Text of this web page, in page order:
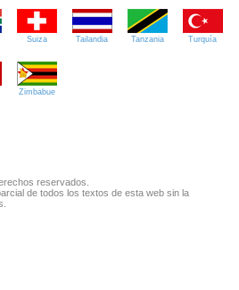
Suiza Tailandia Tanzania Turquía
Zimbabue
reservados.
de todos los textos de esta web sin la